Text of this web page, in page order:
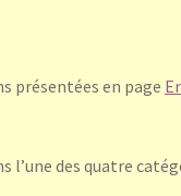
présentées en page
l’une des quatre